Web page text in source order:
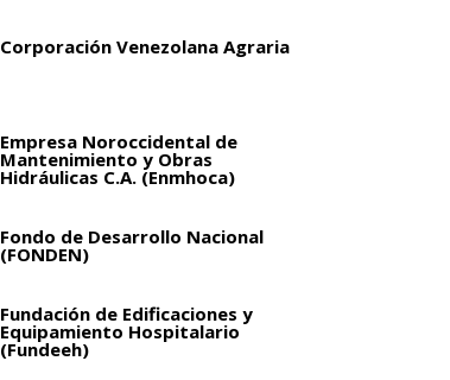
Corporación Venezolana Agraria
Empresa Noroccidental de
Mantenimiento y Obras
Hidráulicas C.A. (Enmhoca)
Fondo de Desarrollo Nacional
(FONDEN)
Fundación de Edificaciones y
Equipamiento Hospitalario
(Fundeeh)